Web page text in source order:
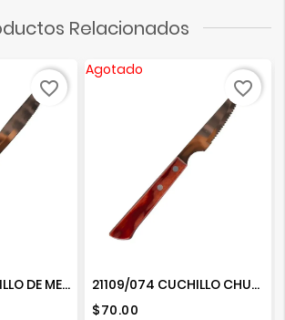
Relacionados
21101/474 CUCHILLO DE MESA 4 LOLYWOOD
favorite_border
Agotado
21109/074 CUCHILLO CHULETERO 4"
Precio
$70.00
favorite_border